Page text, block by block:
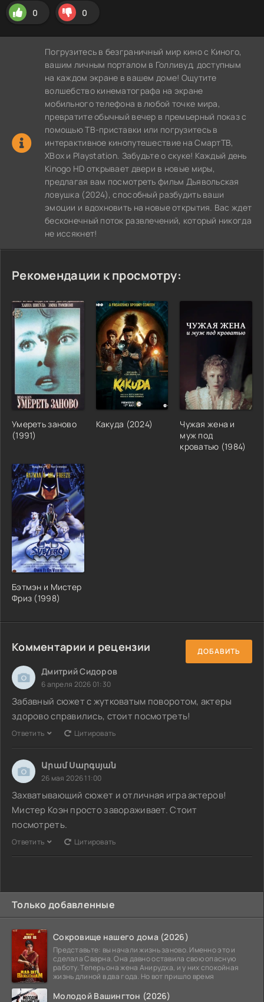
0 0
Погрузитесь в безграничный мир кино с Киного,
вашим личным порталом в Голливуд, доступным
на каждом экране в вашем доме! Ощутите
волшебство кинематографа на экране
мобильного телефона в любой точке мира,
превратите обычный вечер в премьерный показ с
помощью ТВ-приставки или погрузитесь в
интерактивное кинопутешествие на СмартТВ,
XBox и Playstation. Забудьте о скуке! Каждый день
Kinogo HD открывает двери в новые миры,
предлагая вам посмотреть фильм Дьявольская
ловушка (2024), способный разбудить ваши
эмоции и вдохновить на новые открытия. Вас ждет
бесконечный поток развлечений, который никогда
не иссякнет!
Рекомендации к просмотру:
Умереть заново
(1991)
Какуда (2024)
Чужая жена и
муж под
кроватью (1984)
Бэтмэн и Мистер
Фриз (1998)
Комментарии и рецензии ДОБАВИТЬ
Дмитрий Сидоров
6 апреля 2026 01:30
Забавный сюжет с жутковатым поворотом, актеры
здорово справились, стоит посмотреть!
Ответить Цитировать
Արամ Սարգսյան
26 мая 2026 11:00
Захватывающий сюжет и отличная игра актеров!
Мистер Коэн просто завораживает. Стоит
посмотреть.
Ответить Цитировать
Только добавленные
Сокровище нашего дома (2026)
Представьте: вы начали жизнь заново. Именно это и
сделала Сварна. Она давно оставила свою опасную
работу. Теперь она жена Анирудха, и у них спокойная
жизнь длиной в два года. Но вот пришло время
Молодой Вашингтон (2026)